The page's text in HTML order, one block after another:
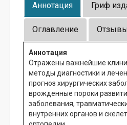
Аннотация Гриф
Оглавление
Аннотация
Отражены важнейшие
методы диагностики и
прогноз хирургических
врожденные пороки
заболевания,
внутренних органов и